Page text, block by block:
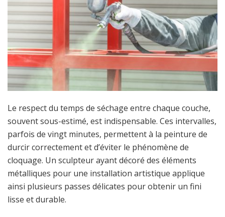
Le respect du temps de séchage entre chaque couche,
souvent sous-estimé, est indispensable. Ces intervalles,
parfois de vingt minutes, permettent à la peinture de
durcir correctement et d’éviter le phénomène de
cloquage. Un sculpteur ayant décoré des éléments
métalliques pour une installation artistique applique
ainsi plusieurs passes délicates pour obtenir un fini
lisse et durable.